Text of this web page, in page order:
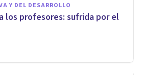
Y DEL DESARROLLO
los profesores: sufrida por el